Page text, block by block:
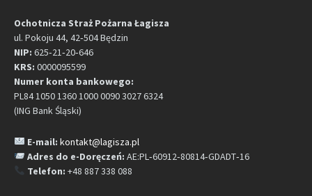
Ochotnicza Straż Pożarna Łagisza
ul. Pokoju 44, 42‑504 Będzin
NIP: 625‑21‑20‑646
KRS: 0000095599
Numer konta bankowego:
PL84 1050 1360 1000 0090 3027 6324
(ING Bank Śląski)
E-mail: kontakt@lagisza.pl
Adres do e-Doręczeń: AE:PL‑60912‑80814‑GDADT‑16
Telefon: +48 887 338 088